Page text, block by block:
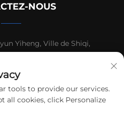
NOUS
Yiheng, Ville de Shiqi,
13192436782
protected]
tools to provide our services.
all cookies, click Personalize